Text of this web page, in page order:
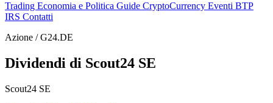
Trading Economia e Politica Guide CryptoCurrency Eventi BTP
IRS Contatti
Azione / G24.DE
Dividendi di Scout24 SE
Scout24 SE